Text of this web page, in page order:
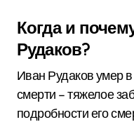
Когда и
Рудаков?
Иван Рудаков умер
смерти – тяжелое
подробности его